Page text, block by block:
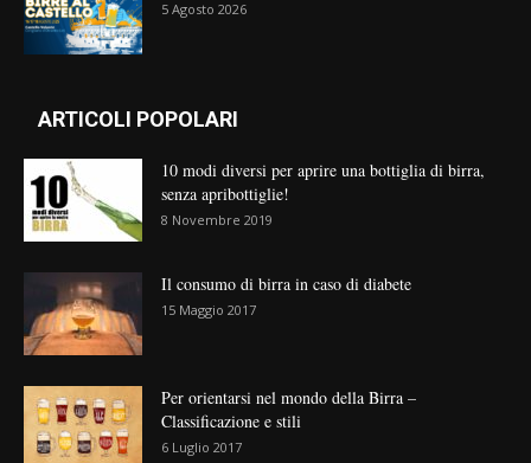
5 Agosto 2026
ARTICOLI POPOLARI
10 modi diversi per aprire una bottiglia di birra,
senza apribottiglie!
8 Novembre 2019
Il consumo di birra in caso di diabete
15 Maggio 2017
Per orientarsi nel mondo della Birra –
Classificazione e stili
6 Luglio 2017